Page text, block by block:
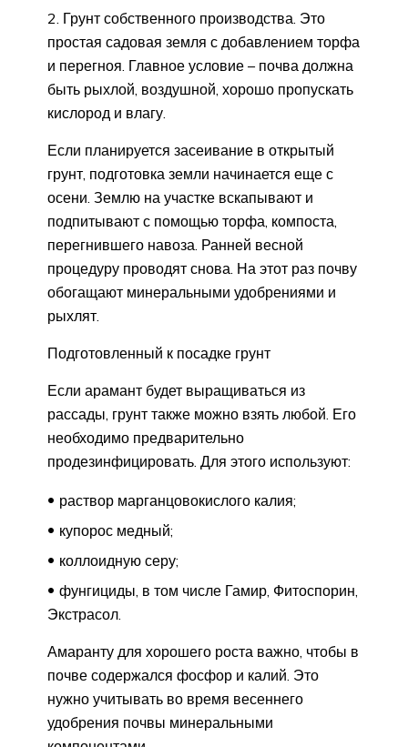
Грунт собственного производства. Это
простая садовая земля с добавлением торфа
и перегноя. Главное условие – почва должна
быть рыхлой, воздушной, хорошо пропускать
кислород и влагу.
Если планируется засеивание в открытый
грунт, подготовка земли начинается еще с
осени. Землю на участке вскапывают и
подпитывают с помощью торфа, компоста,
перегнившего навоза. Ранней весной
процедуру проводят снова. На этот раз почву
обогащают минеральными удобрениями и
рыхлят.
Подготовленный к посадке грунт
Если арамант будет выращиваться из
рассады, грунт также можно взять любой. Его
необходимо предварительно
продезинфицировать. Для этого используют:
раствор марганцовокислого калия;
купорос медный;
коллоидную серу;
фунгициды, в том числе Гамир, Фитоспорин,
Экстрасол.
Амаранту для хорошего роста важно, чтобы в
почве содержался фосфор и калий. Это
нужно учитывать во время весеннего
удобрения почвы минеральными